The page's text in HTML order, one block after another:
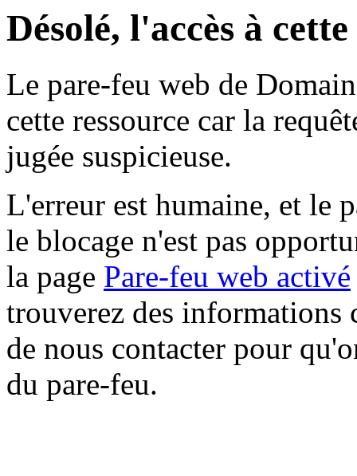
Désolé, l'accès à
Le pare-feu web de
cette ressource car la
jugée suspicieuse.
L'erreur est humaine, et le
le blocage n'est pas
la page Pare-feu web activé
trouverez des informations
de nous contacter pour
du pare-feu.